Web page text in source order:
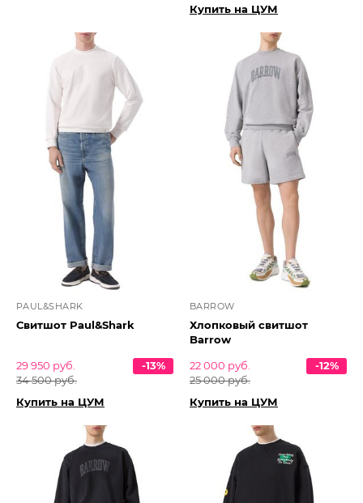
Купить на ЦУМ
PAUL&SHARK
Свитшот Paul&Shark
29 950 руб.
34 500 руб.
-13%
Купить на ЦУМ
BARROW
Хлопковый свитшот
Barrow
22 000 руб.
25 000 руб.
-12%
Купить на ЦУМ